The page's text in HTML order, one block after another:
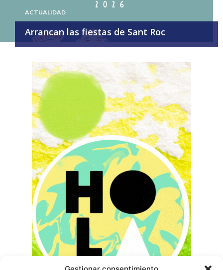
ACTUALIDAD
Arrancan las fiestas de Sant Roc